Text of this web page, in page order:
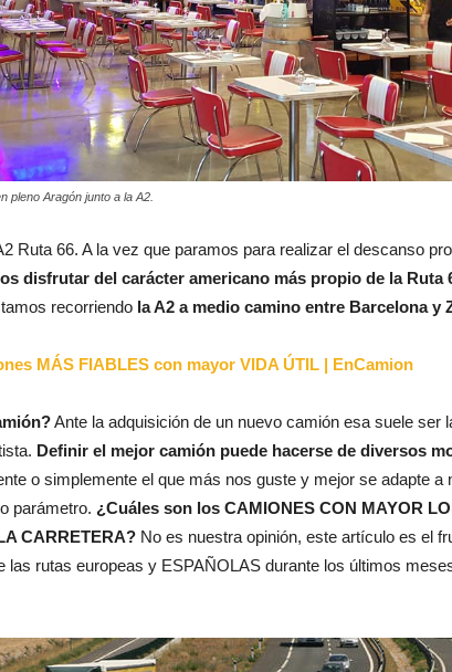
pleno Aragón junto a la A2.
Ruta 66. A la vez que paramos para realizar el descanso
disfrutar del carácter americano más propio de la Ruta
recorriendo la A2 a medio camino entre Barcelona y
MÁS FIABLES con mayor VIDA ÚTIL | EnCamion
Ante la adquisición de un nuevo camión esa suele ser
Definir el mejor camión puede hacerse de diversos
o simplemente el que más nos guste y mejor se adapte a
parámetro. ¿Cuáles son los CAMIONES CON MAYOR
CARRETERA? No es nuestra opinión, este artículo es el
las rutas europeas y ESPAÑOLAS durante los últimos